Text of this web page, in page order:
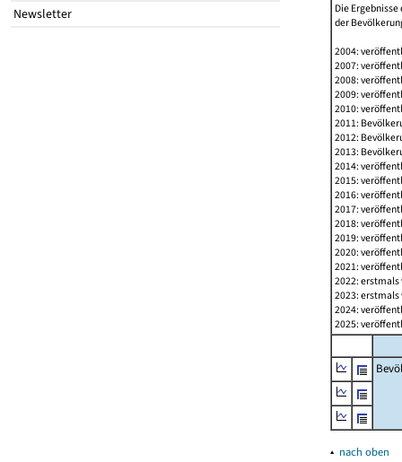
Newsletter
Die
der
2004:
2007:
2008:
2009:
2010:
2011:
2012:
2013:
2014:
2015:
2016:
2017:
2018:
2019:
2020:
2021:
2022:
2023:
2024:
2025:
▴ nach oben